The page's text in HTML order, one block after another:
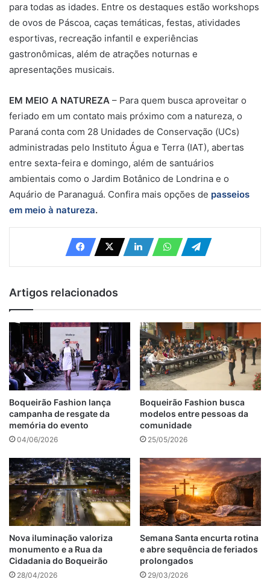
para todas as idades. Entre os destaques estão workshops
de ovos de Páscoa, caças temáticas, festas, atividades
esportivas, recreação infantil e experiências
gastronômicas, além de atrações noturnas e
apresentações musicais.
EM MEIO A NATUREZA – Para quem busca aproveitar o
feriado em um contato mais próximo com a natureza, o
Paraná conta com 28 Unidades de Conservação (UCs)
administradas pelo Instituto Água e Terra (IAT), abertas
entre sexta-feira e domingo, além de santuários
ambientais como o Jardim Botânico de Londrina e o
Aquário de Paranaguá. Confira mais opções de passeios
em meio à natureza.
Artigos relacionados
Boqueirão Fashion lança
campanha de resgate da
memória do evento
04/06/2026
Boqueirão Fashion busca
modelos entre pessoas da
comunidade
25/05/2026
Nova iluminação valoriza
monumento e a Rua da
Cidadania do Boqueirão
28/04/2026
Semana Santa encurta rotina
e abre sequência de feriados
prolongados
29/03/2026